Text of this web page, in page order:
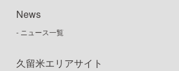
News
- ニュース一覧
久留米エリアサイト